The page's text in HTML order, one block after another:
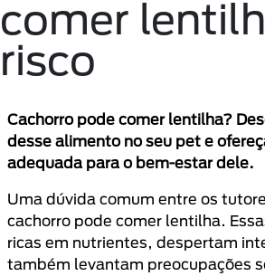
comer
risco
Cachorro pode comer lentilha?
desse alimento no seu pet e
adequada para o bem-estar dele.
Uma dúvida comum entre os
cachorro pode comer lentilha.
ricas em nutrientes, despertam
também levantam preocupações